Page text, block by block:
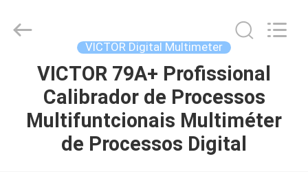
CASA
PRODUTOS
Rights
VICTOR Digital Multimeter
VICTOR 79A+ Profissional
Calibrador de Processos
Multifuntcionais Multiméter
de Processos Digital